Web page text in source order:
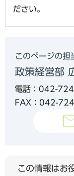
ださい。
このページの担
政策経営部
電話：042-
FAX：042-
この情報はお